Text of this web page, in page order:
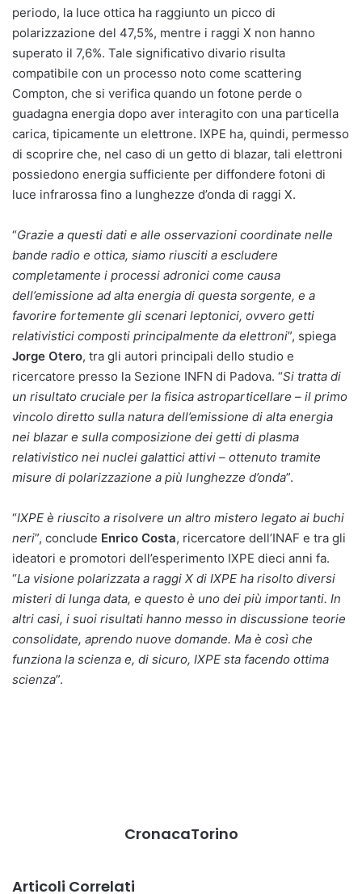
periodo, la luce ottica ha raggiunto un picco di
polarizzazione del 47,5%, mentre i raggi X non hanno
superato il 7,6%. Tale significativo divario risulta
compatibile con un processo noto come scattering
Compton, che si verifica quando un fotone perde o
guadagna energia dopo aver interagito con una particella
carica, tipicamente un elettrone. IXPE ha, quindi, permesso
di scoprire che, nel caso di un getto di blazar, tali elettroni
possiedono energia sufficiente per diffondere fotoni di
luce infrarossa fino a lunghezze d’onda di raggi X.
“Grazie a questi dati e alle osservazioni coordinate nelle
bande radio e ottica, siamo riusciti a escludere
completamente i processi adronici come causa
dell’emissione ad alta energia di questa sorgente, e a
favorire fortemente gli scenari leptonici, ovvero getti
relativistici composti principalmente da elettroni”, spiega
Jorge Otero, tra gli autori principali dello studio e
ricercatore presso la Sezione INFN di Padova. “Si tratta di
un risultato cruciale per la fisica astroparticellare – il primo
vincolo diretto sulla natura dell’emissione di alta energia
nei blazar e sulla composizione dei getti di plasma
relativistico nei nuclei galattici attivi – ottenuto tramite
misure di polarizzazione a più lunghezze d’onda”.
“IXPE è riuscito a risolvere un altro mistero legato ai buchi
neri”, conclude Enrico Costa, ricercatore dell’INAF e tra gli
ideatori e promotori dell’esperimento IXPE dieci anni fa.
“La visione polarizzata a raggi X di IXPE ha risolto diversi
misteri di lunga data, e questo è uno dei più importanti. In
altri casi, i suoi risultati hanno messo in discussione teorie
consolidate, aprendo nuove domande. Ma è così che
funziona la scienza e, di sicuro, IXPE sta facendo ottima
scienza”.
CronacaTorino
Articoli Correlati